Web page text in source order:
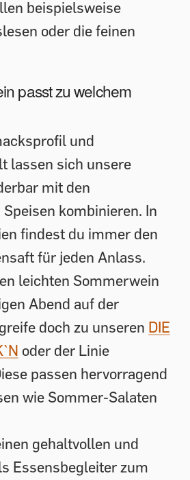
beispielsweise
oder die feinen
passt zu welchem
und
lassen sich unsere
mit den
kombinieren. In
findest du immer den
für jeden Anlass.
leichten Sommerwein
Abend auf der
doch zu unseren DIE
oder der Linie
passen hervorragend
wie Sommer-Salaten
gehaltvollen und
Essensbegleiter zum